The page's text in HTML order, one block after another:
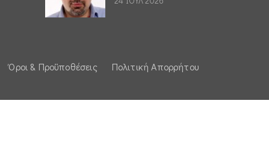
Όροι & Προϋποθέσεις Πολιτική Απορρήτου